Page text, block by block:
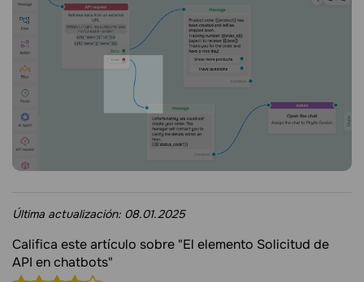
Última actualización: 08.01.2025
Califica este artículo sobre "El elemento Solicitud de
API en chatbots"